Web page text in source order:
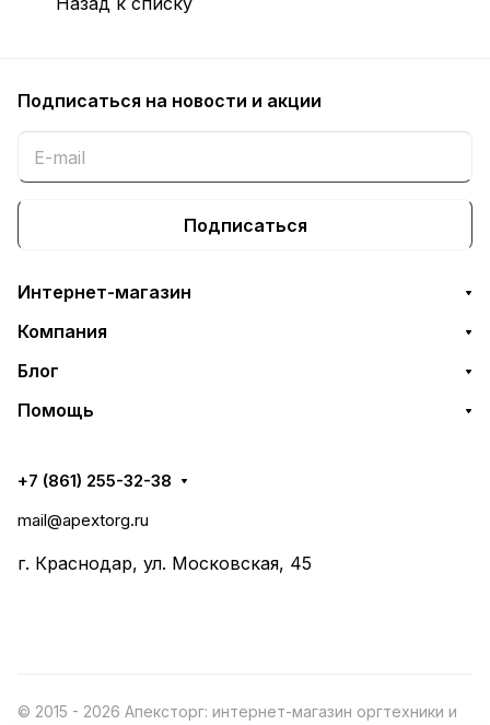
Подписаться на новости и акции
Подписаться
Интернет-магазин
Компания
Блог
Помощь
+7 (861) 255-32-38
mail@apextorg.ru
г. Краснодар, ул. Московская, 45
© 2015 - 2026 Апексторг: интернет-магазин оргтехники и